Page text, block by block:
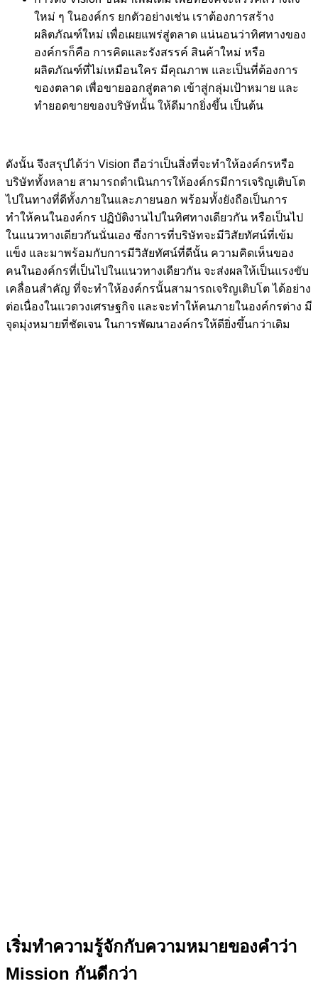
ใหม่ ๆ ในองค์กร ยกตัวอย่างเช่น เราต้องการสร้าง
ผลิตภัณฑ์ใหม่ เพื่อเผยแพร่สู่ตลาด แน่นอนว่าทิศทางของ
องค์กรก็คือ การคิดและรังสรรค์ สินค้าใหม่ หรือ
ผลิตภัณฑ์ที่ไม่เหมือนใคร มีคุณภาพ และเป็นที่ต้องการ
ของตลาด เพื่อขายออกสู่ตลาด เข้าสู่กลุ่มเป้าหมาย และ
ทำยอดขายของบริษัทนั้น ให้ดีมากยิ่งขึ้น เป็นต้น
ดังนั้น จึงสรุปได้ว่า Vision ถือว่าเป็นสิ่งที่จะทำให้องค์กรหรือ
บริษัททั้งหลาย สามารถดำเนินการให้องค์กรมีการเจริญเติบโต
ไปในทางที่ดีทั้งภายในและภายนอก พร้อมทั้งยังถือเป็นการ
ทำให้คนในองค์กร ปฏิบัติงานไปในทิศทางเดียวกัน หรือเป็นไป
ในแนวทางเดียวกันนั่นเอง ซึ่งการที่บริษัทจะมีวิสัยทัศน์ที่เข้ม
แข็ง และมาพร้อมกับการมีวิสัยทัศน์ที่ดีนั้น ความคิดเห็นของ
คนในองค์กรที่เป็นไปในแนวทางเดียวกัน จะส่งผลให้เป็นแรงขับ
เคลื่อนสำคัญ ที่จะทำให้องค์กรนั้นสามารถเจริญเติบโต ได้อย่าง
ต่อเนื่องในแวดวงเศรษฐกิจ และจะทำให้คนภายในองค์กรต่าง มี
จุดมุ่งหมายที่ชัดเจน ในการพัฒนาองค์กรให้ดียิ่งขึ้นกว่าเดิม
เริ่มทำความรู้จักกับความหมายของคำว่า
Mission กันดีกว่า